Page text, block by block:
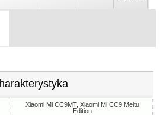
Xiaomi Mi CC9MT, Xiaomi Mi CC9 Meitu
Edition